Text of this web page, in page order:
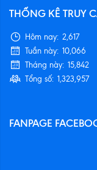
THỐNG KÊ TRUY
Hôm nay: 2,617
Tuần này: 10,066
Tháng này: 15,842
Tổng số: 1,323,957
FANPAGE